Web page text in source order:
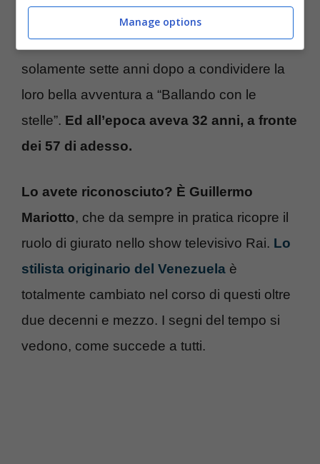
come lui conosca già da molto tempo la
stessa Carlucci. I due si sarebbero ritrovati
solamente sette anni dopo a condividere la
loro bella avventura a “Ballando con le
stelle”. Ed all’epoca aveva 32 anni, a fronte
dei 57 di adesso.
Lo avete riconosciuto? È Guillermo
Mariotto, che da sempre in pratica ricopre il
ruolo di giurato nello show televisivo Rai. Lo
stilista originario del Venezuela è
totalmente cambiato nel corso di questi oltre
due decenni e mezzo. I segni del tempo si
vedono, come succede a tutti.
Manage options